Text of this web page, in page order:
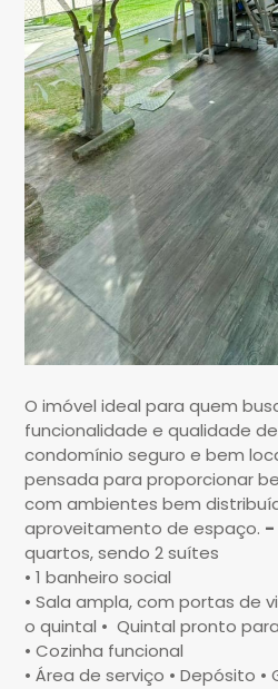
O imóvel ideal para quem
funcionalidade e qualidade
condomínio seguro e bem
pensada para proporcionar
com ambientes bem
aproveitamento de espaço. -
quartos, sendo 2 suítes
• 1 banheiro social
• Sala ampla, com portas de
o quintal • Quintal pronto
• Cozinha funcional
• Área de serviço • Depósito •